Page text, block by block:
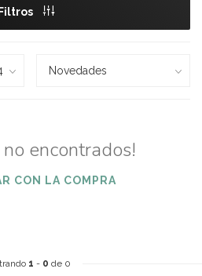
Filtros
encontrados!
CON LA COMPRA
1 - 0 de 0